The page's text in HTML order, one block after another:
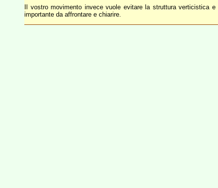
Il vostro movimento invece vuole evitare la struttura verticistica
importante da affrontare e chiarire.